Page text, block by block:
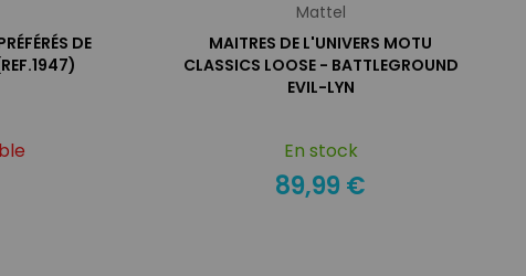
DE
Mattel
MAITRES DE L'UNIVERS MOTU
CLASSICS LOOSE - BATTLEGROUND
EVIL-LYN
En stock
89,99 €